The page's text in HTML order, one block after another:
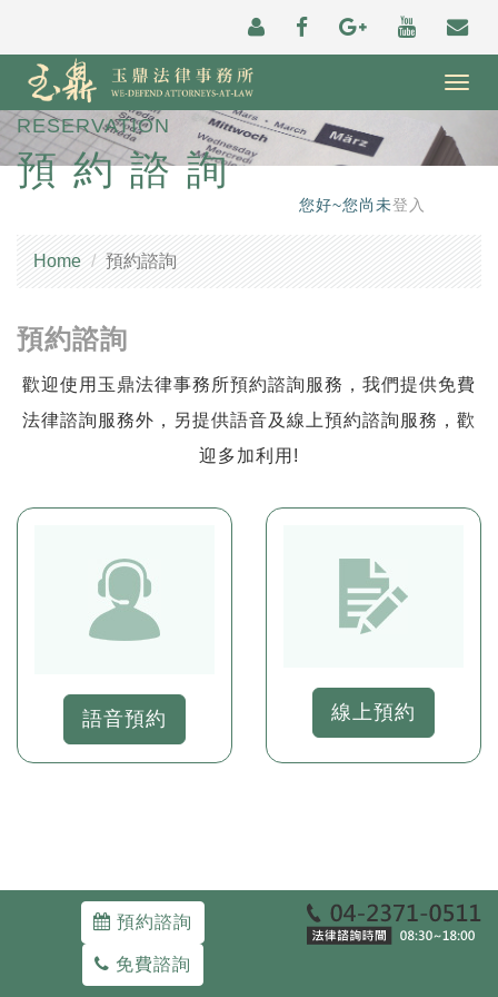
RESERVATION
預約諮詢
您好~您尚未登入
Home 預約諮詢
預約諮詢
歡迎使用玉鼎法律事務所預約諮詢服務，我們提供免費
法律諮詢服務外，另提供語音及線上預約諮詢服務，歡
迎多加利用!
語音預約 線上預約
預約諮詢
免費諮詢
Copyright ©WE-DEFEND ATTORNEYS-AT-LAW.
40343 台中市西區三民路一段93號